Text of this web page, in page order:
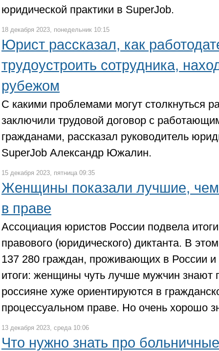
юридической практики в SuperJob.
18 декабря 2023, понедельник 10:15
Юрист рассказал, как
трудоустроить сотрудника,
рубежом
С какими проблемами могут столкнуться
заключили трудовой договор с
гражданами, рассказал руководитель
SuperJob Александр Южалин.
15 декабря 2023, пятница 09:35
Женщины показали лучшие,
в праве
Ассоциация юристов России подвела
правового (юридического) диктанта. В
137 280 граждан, проживающих в России
итоги: женщины чуть лучше мужчин знают
россияне хуже ориентируются в
процессуальном праве. Но очень хорошо
13 декабря 2023, среда 10:06
Что нужно знать про